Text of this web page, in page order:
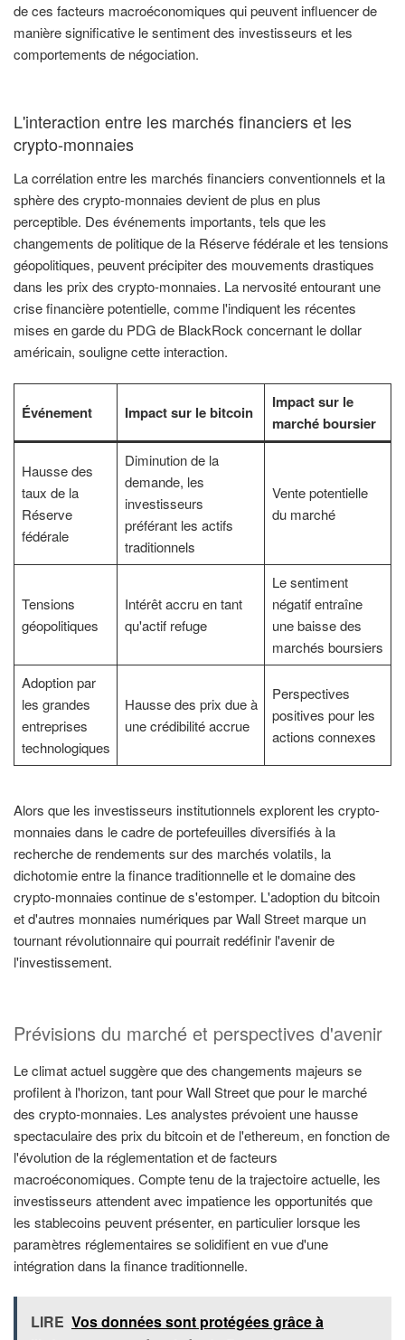
de ces facteurs macroéconomiques qui peuvent influencer de
manière significative le sentiment des investisseurs et les
comportements de négociation.
L'interaction entre les marchés financiers et les
crypto-monnaies
La corrélation entre les marchés financiers conventionnels et la
sphère des crypto-monnaies devient de plus en plus
perceptible. Des événements importants, tels que les
changements de politique de la Réserve fédérale et les tensions
géopolitiques, peuvent précipiter des mouvements drastiques
dans les prix des crypto-monnaies. La nervosité entourant une
crise financière potentielle, comme l'indiquent les récentes
mises en garde du PDG de BlackRock concernant le dollar
américain, souligne cette interaction.
Événement Impact sur le bitcoin
Impact sur le
marché boursier
Hausse des
taux de la
Réserve
fédérale
Diminution de la
demande, les
investisseurs
préférant les actifs
traditionnels
Vente potentielle
du marché
Tensions
géopolitiques
Intérêt accru en tant
qu'actif refuge
Le sentiment
négatif entraîne
une baisse des
marchés boursiers
Adoption par
les grandes
entreprises
technologiques
Hausse des prix due à
une crédibilité accrue
Perspectives
positives pour les
actions connexes
Alors que les investisseurs institutionnels explorent les crypto-
monnaies dans le cadre de portefeuilles diversifiés à la
recherche de rendements sur des marchés volatils, la
dichotomie entre la finance traditionnelle et le domaine des
crypto-monnaies continue de s'estomper. L'adoption du bitcoin
et d'autres monnaies numériques par Wall Street marque un
tournant révolutionnaire qui pourrait redéfinir l'avenir de
l'investissement.
Prévisions du marché et perspectives d'avenir
Le climat actuel suggère que des changements majeurs se
profilent à l'horizon, tant pour Wall Street que pour le marché
des crypto-monnaies. Les analystes prévoient une hausse
spectaculaire des prix du bitcoin et de l'ethereum, en fonction de
l'évolution de la réglementation et de facteurs
macroéconomiques. Compte tenu de la trajectoire actuelle, les
investisseurs attendent avec impatience les opportunités que
les stablecoins peuvent présenter, en particulier lorsque les
paramètres réglementaires se solidifient en vue d'une
intégration dans la finance traditionnelle.
LIRE Vos données sont protégées grâce à